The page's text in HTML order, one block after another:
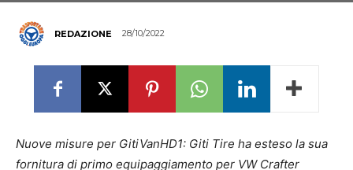
REDAZIONE 28/10/2022
Nuove misure per GitiVanHD1: Giti Tire ha esteso la sua
fornitura di primo equipaggiamento per VW Crafter